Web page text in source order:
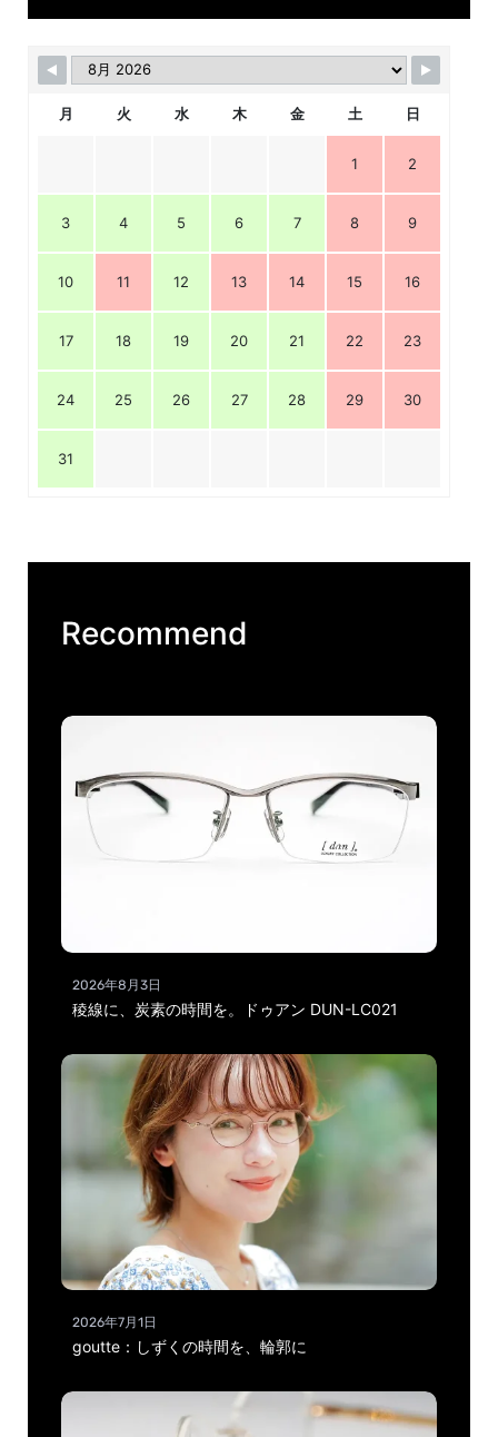
月 火 水 木 金 土 日
1 2
3 4 5 6 7 8 9
10 11 12 13 14 15 16
17 18 19 20 21 22 23
24 25 26 27 28 29 30
31
Recommend
2026年8月3日
稜線に、炭素の時間を。ドゥアン DUN-LC021
2026年7月1日
goutte：しずくの時間を、輪郭に